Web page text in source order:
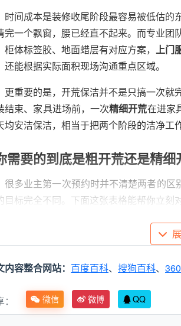
时间成本是装修收尾阶段最容易被低估的
完一个飘窗，腰已经直不起来。而专业团
柜体标签胶、地面蜡层有对应方案， 上门
还能根据实际面积现场沟通重点区域。
更重要的是，开荒保洁并不是只搞一次就
结束、家具进场前，一次精细开荒在进家
均安洁保洁，相当于把两个阶段的洁净工
需要的到底是粗开荒还是精细
很多业主第一次预约时并不清楚两者的区
目标完全不同。下面这张表格能帮你立刻
机
内容整合网站： 百度百科、 搜狗百科、
微信 微博 QQ